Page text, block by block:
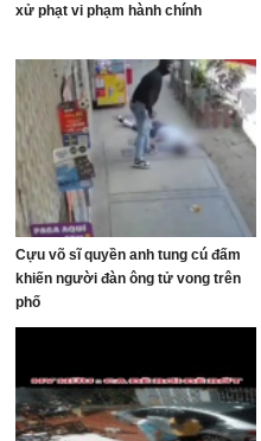
xử phạt vi phạm hành chính
Cựu võ sĩ quyền anh tung cú đấm
khiến người đàn ông tử vong trên
phố